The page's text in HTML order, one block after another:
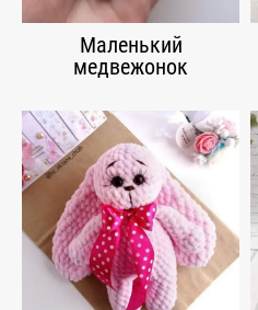
Маленький
медвежонок